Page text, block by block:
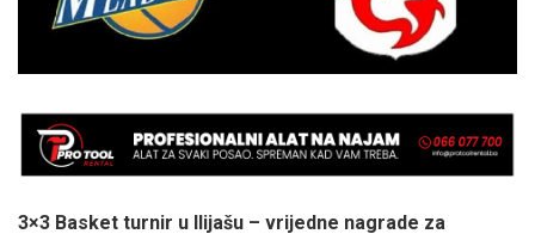
3×3 Basket turnir u Ilijašu – vrijedne nagrade za